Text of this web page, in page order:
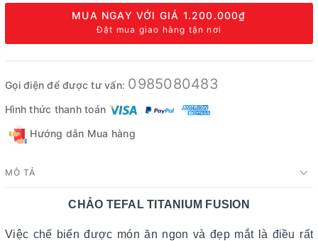
MUA NGAY VỚI GIÁ 1.200.000₫
Đặt mua giao hàng tận nơi
Gọi điện để được tư vấn: 0985080483
Hình thức thanh toán
Hướng dẫn Mua hàng
MÔ TẢ
CHẢO TEFAL TITANIUM FUSION
Việc chế biến được món ăn ngon và đẹp mắt là điều rất